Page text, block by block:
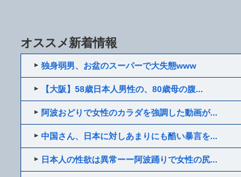
オススメ新着情報
独身弱男、お盆のスーパーで大失態www
【大阪】58歳日本人男性の、80歳母の腹...
阿波おどりで女性のカラダを強調した動画が...
中国さん、日本に対しあまりにも酷い暴言を...
日本人の性欲は異常ーー阿波踊りで女性の尻...